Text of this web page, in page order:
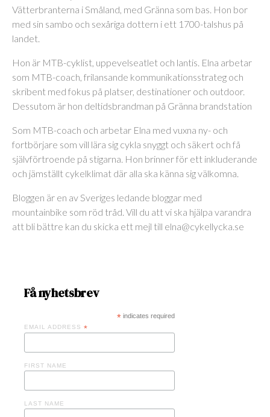
Vätterbranterna i Småland, med Gränna som bas. Hon bor
med sin sambo och sexåriga dottern i ett 1700-talshus på
landet.
Hon är MTB-cyklist, uppevelseatlet och lantis. Elna arbetar
som MTB-coach, frilansande kommunikationsstrateg och
skribent med fokus på platser, destinationer och outdoor.
Dessutom är hon deltidsbrandman på Gränna brandstation
Som MTB-coach och arbetar Elna med vuxna ny- och
fortbörjare som vill lära sig cykla snyggt och säkert och få
självförtroende på stigarna. Hon brinner för ett inkluderande
och jämställt cykelklimat där alla ska känna sig välkomna.
Bloggen är en av Sveriges ledande bloggar med
mountainbike som röd tråd. Vill du att vi ska hjälpa varandra
att bli bättre kan du skicka ett mejl till elna@cykellycka.se
Få nyhetsbrev
*indicates required
EMAIL ADDRESS *
FIRST NAME
LAST NAME